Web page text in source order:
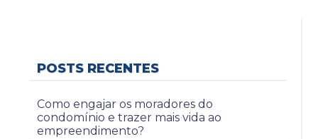
POSTS RECENTES
Como engajar os moradores do
condomínio e trazer mais vida ao
empreendimento?